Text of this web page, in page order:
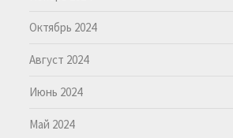
Октябрь 2024
Август 2024
Июнь 2024
Май 2024